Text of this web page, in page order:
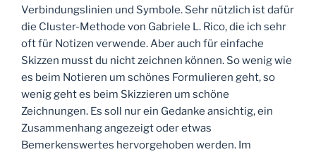
Verbindungslinien und Symbole. Sehr nützlich ist dafür
die Cluster-Methode von Gabriele L. Rico, die ich sehr
oft für Notizen verwende. Aber auch für einfache
Skizzen musst du nicht zeichnen können. So wenig wie
es beim Notieren um schönes Formulieren geht, so
wenig geht es beim Skizzieren um schöne
Zeichnungen. Es soll nur ein Gedanke ansichtig, ein
Zusammenhang angezeigt oder etwas
Bemerkenswertes hervorgehoben werden. Im